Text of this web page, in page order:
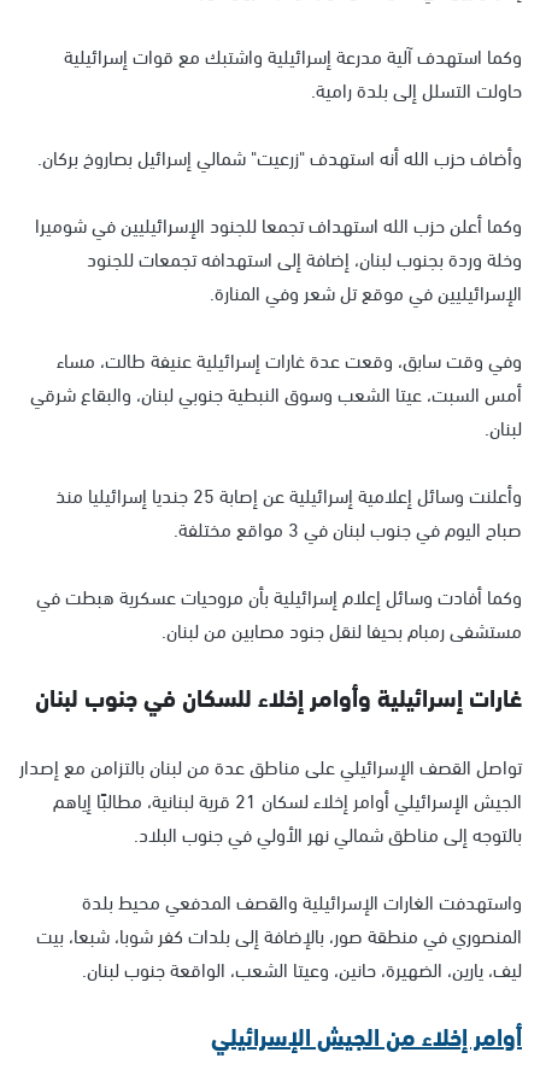
وكما استهدف آلية مدرعة إسرائيلية واشتبك مع قوات إسرائيلية
حاولت التسلل إلى بلدة رامية.
وأضاف حزب الله أنه استهدف "زرعيت" شمالي إسرائيل بصاروخ بركان.
وكما أعلن حزب الله استهداف تجمعا للجنود الإسرائيليين في شوميرا
وخلة وردة بجنوب لبنان، إضافة إلى استهدافه تجمعات للجنود
الإسرائيليين في موقع تل شعر وفي المنارة.
وفي وقت سابق، وقعت عدة غارات إسرائيلية عنيفة طالت، مساء
أمس السبت، عيتا الشعب وسوق النبطية جنوبي لبنان، والبقاع شرقي
لبنان.
وأعلنت وسائل إعلامية إسرائيلية عن إصابة 25 جنديا إسرائيليا منذ
صباح اليوم في جنوب لبنان في 3 مواقع مختلفة.
وكما أفادت وسائل إعلام إسرائيلية بأن مروحيات عسكرية هبطت في
مستشفى رمبام بحيفا لنقل جنود مصابين من لبنان.
غارات إسرائيلية وأوامر إخلاء للسكان في جنوب لبنان
تواصل القصف الإسرائيلي على مناطق عدة من لبنان بالتزامن مع إصدار
الجيش الإسرائيلي أوامر إخلاء لسكان 21 قرية لبنانية، مطالبًا إياهم
بالتوجه إلى مناطق شمالي نهر الأولي في جنوب البلاد.
واستهدفت الغارات الإسرائيلية والقصف المدفعي محيط بلدة
المنصوري في منطقة صور، بالإضافة إلى بلدات كفر شوبا، شبعا، بيت
ليف، يارين، الضهيرة، حانين، وعيتا الشعب، الواقعة جنوب لبنان.
أوامر إخلاء من الجيش الإسرائيلي